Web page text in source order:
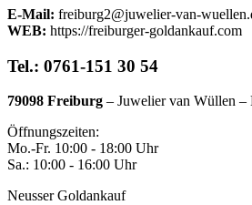
E-Mail: freiburg2@juwelier-van-
WEB: https://freiburger-goldankauf.com
Tel.: 0761-151 30 54
79098 Freiburg – Juwelier van Wüllen –
Öffnungszeiten:
Mo.-Fr. 10:00 - 18:00 Uhr
Sa.: 10:00 - 16:00 Uhr
Neusser Goldankauf